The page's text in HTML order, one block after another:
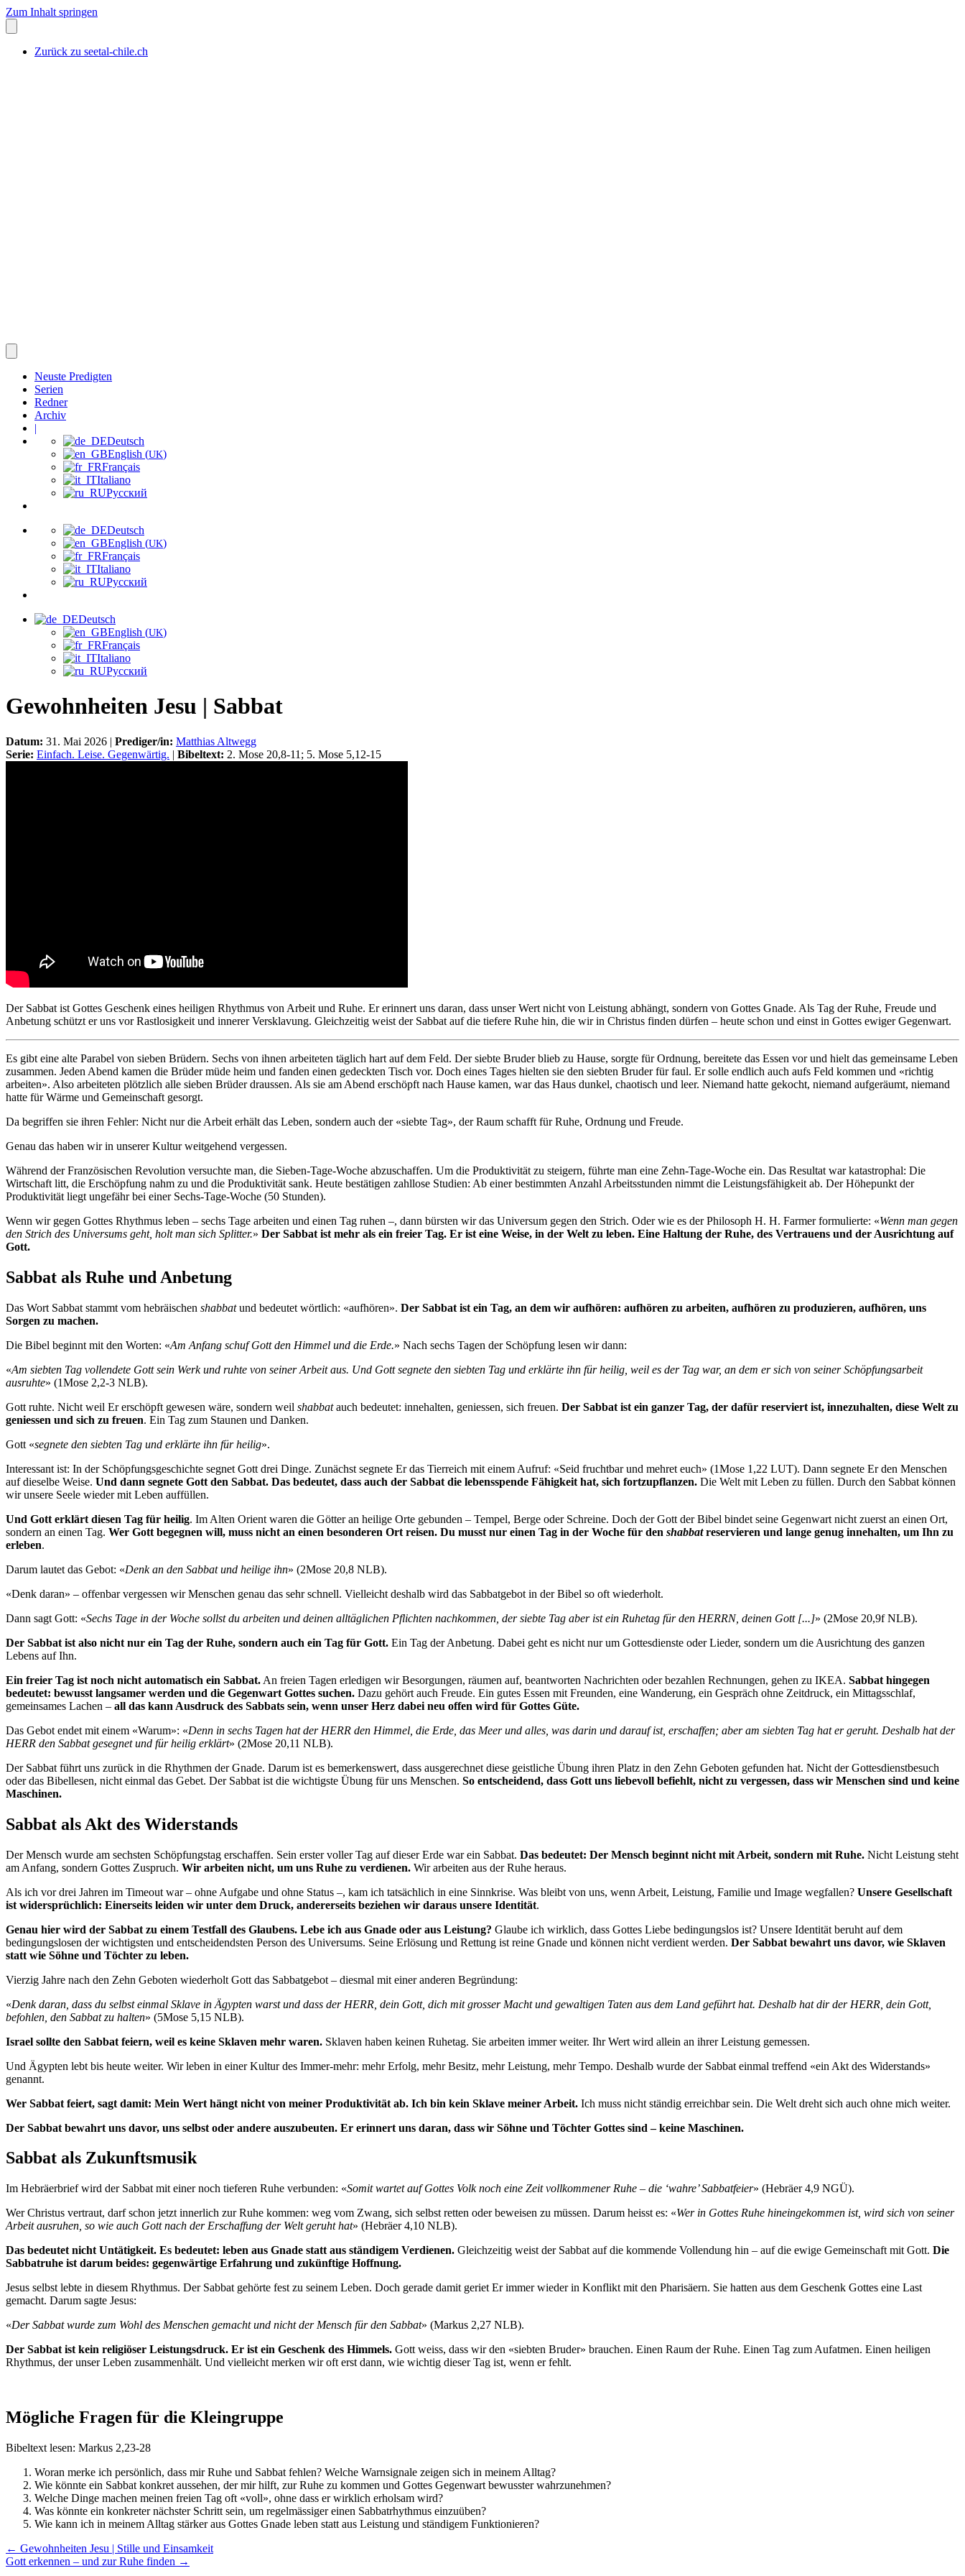
Zum Inhalt springen
Zurück zu seetal-chile.ch
Neuste Predigten
Serien
Redner
Archiv
|
Deutsch
English (UK)
Français
Italiano
Русский
Deutsch
English (UK)
Français
Italiano
Русский
Deutsch
English (UK)
Français
Italiano
Русский
Gewohnheiten Jesu | Sabbat
Datum: 31. Mai 2026 | Prediger/in: Matthias Altwegg
Serie: Einfach. Leise. Gegenwärtig. | Bibeltext: 2. Mose 20,8-11; 5. Mose 5,12-15
Der Sabbat ist Gottes Geschenk eines heiligen Rhythmus von Arbeit und Ruhe. Er erinnert uns daran, dass unser Wert nicht von Leistung abhängt, sondern von Gottes Gnade. Als Tag der Ruhe, Freude und
Anbetung schützt er uns vor Rastlosigkeit und innerer Versklavung. Gleichzeitig weist der Sabbat auf die tiefere Ruhe hin, die wir in Christus finden dürfen – heute schon und einst in Gottes ewiger Gegenwart.
Es gibt eine alte Parabel von sieben Brüdern. Sechs von ihnen arbeiteten täglich hart auf dem Feld. Der siebte Bruder blieb zu Hause, sorgte für Ordnung, bereitete das Essen vor und hielt das gemeinsame Leben
zusammen. Jeden Abend kamen die Brüder müde heim und fanden einen gedeckten Tisch vor. Doch eines Tages hielten sie den siebten Bruder für faul. Er solle endlich auch aufs Feld kommen und «richtig
arbeiten». Also arbeiteten plötzlich alle sieben Brüder draussen. Als sie am Abend erschöpft nach Hause kamen, war das Haus dunkel, chaotisch und leer. Niemand hatte gekocht, niemand aufgeräumt, niemand
hatte für Wärme und Gemeinschaft gesorgt.
Da begriffen sie ihren Fehler: Nicht nur die Arbeit erhält das Leben, sondern auch der «siebte Tag», der Raum schafft für Ruhe, Ordnung und Freude.
Genau das haben wir in unserer Kultur weitgehend vergessen.
Während der Französischen Revolution versuchte man, die Sieben-Tage-Woche abzuschaffen. Um die Produktivität zu steigern, führte man eine Zehn-Tage-Woche ein. Das Resultat war katastrophal: Die
Wirtschaft litt, die Erschöpfung nahm zu und die Produktivität sank. Heute bestätigen zahllose Studien: Ab einer bestimmten Anzahl Arbeitsstunden nimmt die Leistungsfähigkeit ab. Der Höhepunkt der
Produktivität liegt ungefähr bei einer Sechs-Tage-Woche (50 Stunden).
Wenn wir gegen Gottes Rhythmus leben – sechs Tage arbeiten und einen Tag ruhen –, dann bürsten wir das Universum gegen den Strich. Oder wie es der Philosoph H. H. Farmer formulierte: «Wenn man gegen
den Strich des Universums geht, holt man sich Splitter.» Der Sabbat ist mehr als ein freier Tag. Er ist eine Weise, in der Welt zu leben. Eine Haltung der Ruhe, des Vertrauens und der Ausrichtung auf
Gott.
Sabbat als Ruhe und Anbetung
Das Wort Sabbat stammt vom hebräischen shabbatund bedeutet wörtlich: «aufhören». Der Sabbat ist ein Tag, an dem wir aufhören: aufhören zu arbeiten, aufhören zu produzieren, aufhören, uns
Sorgen zu machen.
Die Bibel beginnt mit den Worten: «Am Anfang schuf Gott den Himmel und die Erde.» Nach sechs Tagen der Schöpfung lesen wir dann:
«Am siebten Tag vollendete Gott sein Werk und ruhte von seiner Arbeit aus. Und Gott segnete den siebten Tag und erklärte ihn für heilig, weil es der Tag war, an dem er sich von seiner Schöpfungsarbeit
ausruhte» (1Mose 2,2-3 NLB).
Gott ruhte. Nicht weil Er erschöpft gewesen wäre, sondern weil shabbatauch bedeutet: innehalten, geniessen, sich freuen. Der Sabbat ist ein ganzer Tag, der dafür reserviert ist, innezuhalten, diese Welt zu
geniessen und sich zu freuen. Ein Tag zum Staunen und Danken.
Gott «segnete den siebten Tag und erklärte ihn für heilig».
Interessant ist: In der Schöpfungsgeschichte segnet Gott drei Dinge. Zunächst segnete Er das Tierreich mit einem Aufruf: «Seid fruchtbar und mehret euch» (1Mose 1,22 LUT). Dann segnete Er den Menschen
auf dieselbe Weise. Und dann segnete Gott den Sabbat. Das bedeutet, dass auch der Sabbat die lebensspende Fähigkeit hat, sich fortzupflanzen. Die Welt mit Leben zu füllen. Durch den Sabbat können
wir unsere Seele wieder mit Leben auffüllen.
Und Gott erklärt diesen Tag für heilig. Im Alten Orient waren die Götter an heilige Orte gebunden – Tempel, Berge oder Schreine. Doch der Gott der Bibel bindet seine Gegenwart nicht zuerst an einen Ort,
sondern an einen Tag. Wer Gott begegnen will, muss nicht an einen besonderen Ort reisen. Du musst nur einen Tag in der Woche für den shabbatreservieren und lange genug innehalten, um Ihn zu
erleben.
Darum lautet das Gebot: «Denk an den Sabbat und heilige ihn» (2Mose 20,8 NLB).
«Denk daran» – offenbar vergessen wir Menschen genau das sehr schnell. Vielleicht deshalb wird das Sabbatgebot in der Bibel so oft wiederholt.
Dann sagt Gott: «Sechs Tage in der Woche sollst du arbeiten und deinen alltäglichen Pflichten nachkommen, der siebte Tag aber ist ein Ruhetag für den HERRN, deinen Gott [...]» (2Mose 20,9f NLB).
Der Sabbat ist also nicht nur ein Tag der Ruhe, sondern auch ein Tag für Gott. Ein Tag der Anbetung. Dabei geht es nicht nur um Gottesdienste oder Lieder, sondern um die Ausrichtung des ganzen
Lebens auf Ihn.
Ein freier Tag ist noch nicht automatisch ein Sabbat. An freien Tagen erledigen wir Besorgungen, räumen auf, beantworten Nachrichten oder bezahlen Rechnungen, gehen zu IKEA. Sabbat hingegen
bedeutet: bewusst langsamer werden und die Gegenwart Gottes suchen. Dazu gehört auch Freude. Ein gutes Essen mit Freunden, eine Wanderung, ein Gespräch ohne Zeitdruck, ein Mittagsschlaf,
gemeinsames Lachen – all das kann Ausdruck des Sabbats sein, wenn unser Herz dabei neu offen wird für Gottes Güte.
Das Gebot endet mit einem «Warum»: «Denn in sechs Tagen hat der HERR den Himmel, die Erde, das Meer und alles, was darin und darauf ist, erschaffen; aber am siebten Tag hat er geruht. Deshalb hat der
HERR den Sabbat gesegnet und für heilig erklärt» (2Mose 20,11 NLB).
Der Sabbat führt uns zurück in die Rhythmen der Gnade. Darum ist es bemerkenswert, dass ausgerechnet diese geistliche Übung ihren Platz in den Zehn Geboten gefunden hat. Nicht der Gottesdienstbesuch
oder das Bibellesen, nicht einmal das Gebet. Der Sabbat ist die wichtigste Übung für uns Menschen. So entscheidend, dass Gott uns liebevoll befiehlt, nicht zu vergessen, dass wir Menschen sind und keine
Maschinen.
Sabbat als Akt des Widerstands
Der Mensch wurde am sechsten Schöpfungstag erschaffen. Sein erster voller Tag auf dieser Erde war ein Sabbat. Das bedeutet: Der Mensch beginnt nicht mit Arbeit, sondern mit Ruhe. Nicht Leistung steht
am Anfang, sondern Gottes Zuspruch. Wir arbeiten nicht, um uns Ruhe zu verdienen. Wir arbeiten aus der Ruhe heraus.
Als ich vor drei Jahren im Timeout war – ohne Aufgabe und ohne Status –, kam ich tatsächlich in eine Sinnkrise. Was bleibt von uns, wenn Arbeit, Leistung, Familie und Image wegfallen? Unsere Gesellschaft
ist widersprüchlich: Einerseits leiden wir unter dem Druck, andererseits beziehen wir daraus unsere Identität.
Genau hier wird der Sabbat zu einem Testfall des Glaubens. Lebe ich aus Gnade oder aus Leistung? Glaube ich wirklich, dass Gottes Liebe bedingungslos ist? Unsere Identität beruht auf dem
bedingungslosen der wichtigsten und entscheidendsten Person des Universums. Seine Erlösung und Rettung ist reine Gnade und können nicht verdient werden. Der Sabbat bewahrt uns davor, wie Sklaven
statt wie Söhne und Töchter zu leben.
Vierzig Jahre nach den Zehn Geboten wiederholt Gott das Sabbatgebot – diesmal mit einer anderen Begründung:
«Denk daran, dass du selbst einmal Sklave in Ägypten warst und dass der HERR, dein Gott, dich mit grosser Macht und gewaltigen Taten aus dem Land geführt hat. Deshalb hat dir der HERR, dein Gott,
befohlen, den Sabbat zu halten» (5Mose 5,15 NLB).
Israel sollte den Sabbat feiern, weil es keine Sklaven mehr waren. Sklaven haben keinen Ruhetag. Sie arbeiten immer weiter. Ihr Wert wird allein an ihrer Leistung gemessen.
Und Ägypten lebt bis heute weiter. Wir leben in einer Kultur des Immer-mehr: mehr Erfolg, mehr Besitz, mehr Leistung, mehr Tempo. Deshalb wurde der Sabbat einmal treffend «ein Akt des Widerstands»
genannt.
Wer Sabbat feiert, sagt damit: Mein Wert hängt nicht von meiner Produktivität ab. Ich bin kein Sklave meiner Arbeit. Ich muss nicht ständig erreichbar sein. Die Welt dreht sich auch ohne mich weiter.
Der Sabbat bewahrt uns davor, uns selbst oder andere auszubeuten. Er erinnert uns daran, dass wir Söhne und Töchter Gottes sind – keine Maschinen.
Sabbat als Zukunftsmusik
Im Hebräerbrief wird der Sabbat mit einer noch tieferen Ruhe verbunden: «Somit wartet auf Gottes Volk noch eine Zeit vollkommener Ruhe – die ‘wahre’ Sabbatfeier» (Hebräer 4,9 NGÜ).
Wer Christus vertraut, darf schon jetzt innerlich zur Ruhe kommen: weg vom Zwang, sich selbst retten oder beweisen zu müssen. Darum heisst es: «Wer in Gottes Ruhe hineingekommen ist, wird sich von seiner
Arbeit ausruhen, so wie auch Gott nach der Erschaffung der Welt geruht hat» (Hebräer 4,10 NLB).
Das bedeutet nicht Untätigkeit. Es bedeutet: leben aus Gnade statt aus ständigem Verdienen. Gleichzeitig weist der Sabbat auf die kommende Vollendung hin – auf die ewige Gemeinschaft mit Gott. Die
Sabbatruhe ist darum beides: gegenwärtige Erfahrung und zukünftige Hoffnung.
Jesus selbst lebte in diesem Rhythmus. Der Sabbat gehörte fest zu seinem Leben. Doch gerade damit geriet Er immer wieder in Konflikt mit den Pharisäern. Sie hatten aus dem Geschenk Gottes eine Last
gemacht. Darum sagte Jesus:
«Der Sabbat wurde zum Wohl des Menschen gemacht und nicht der Mensch für den Sabbat» (Markus 2,27 NLB).
Der Sabbat ist kein religiöser Leistungsdruck. Er ist ein Geschenk des Himmels. Gott weiss, dass wir den «siebten Bruder» brauchen. Einen Raum der Ruhe. Einen Tag zum Aufatmen. Einen heiligen
Rhythmus, der unser Leben zusammenhält. Und vielleicht merken wir oft erst dann, wie wichtig dieser Tag ist, wenn er fehlt.
Mögliche Fragen für die Kleingruppe
Bibeltext lesen: Markus 2,23-28
Woran merke ich persönlich, dass mir Ruhe und Sabbat fehlen? Welche Warnsignale zeigen sich in meinem Alltag?
Wie könnte ein Sabbat konkret aussehen, der mir hilft, zur Ruhe zu kommen und Gottes Gegenwart bewusster wahrzunehmen?
Welche Dinge machen meinen freien Tag oft «voll», ohne dass er wirklich erholsam wird?
Was könnte ein konkreter nächster Schritt sein, um regelmässiger einen Sabbatrhythmus einzuüben?
Wie kann ich in meinem Alltag stärker aus Gottes Gnade leben statt aus Leistung und ständigem Funktionieren?
Posts
navigation
← Gewohnheiten Jesu | Stille und Einsamkeit
Gott erkennen – und zur Ruhe finden →